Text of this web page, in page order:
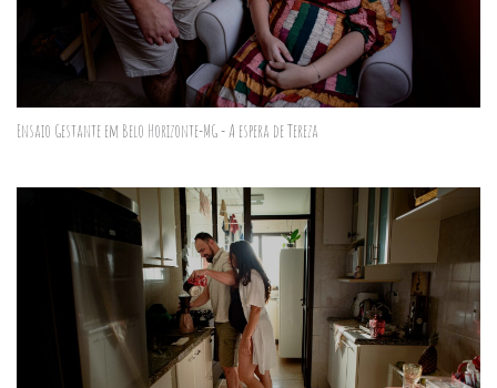
Ensaio Gestante em Belo Horizonte-MG - A espera de Tereza